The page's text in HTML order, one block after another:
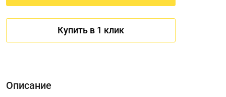
Купить в 1 клик
Описание